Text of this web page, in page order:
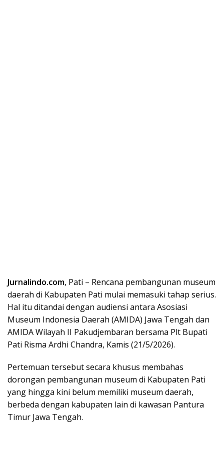
Jurnalindo.com, Pati – Rencana pembangunan museum
daerah di Kabupaten Pati mulai memasuki tahap serius.
Hal itu ditandai dengan audiensi antara Asosiasi
Museum Indonesia Daerah (AMIDA) Jawa Tengah dan
AMIDA Wilayah II Pakudjembaran bersama Plt Bupati
Pati Risma Ardhi Chandra, Kamis (21/5/2026).
Pertemuan tersebut secara khusus membahas
dorongan pembangunan museum di Kabupaten Pati
yang hingga kini belum memiliki museum daerah,
berbeda dengan kabupaten lain di kawasan Pantura
Timur Jawa Tengah.